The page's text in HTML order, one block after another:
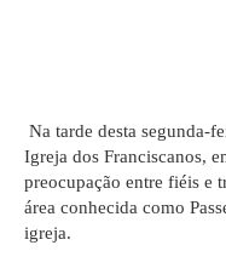
Na tarde desta segunda-
Igreja dos Franciscanos,
preocupação entre fiéis e
área conhecida como
igreja.